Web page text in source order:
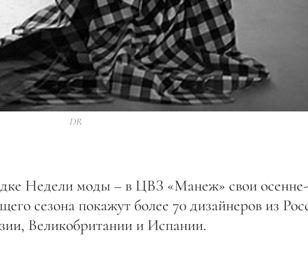
DR
Недели моды – в ЦВЗ «Манеж» свои осенне-
сезона покажут более 70 дизайнеров из
Великобритании и Испании.